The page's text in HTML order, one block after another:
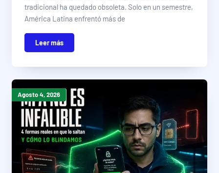
tradicional ha quedado obsoleta. Solo en un semestre,
América Latina enfrentó más de
Leer más
Agosto 4, 2026